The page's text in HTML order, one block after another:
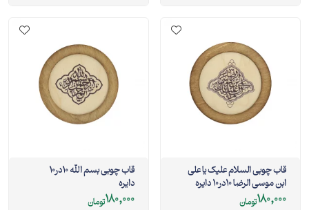
قاب چوبی السلام علیک یا علی
ابن موسی الرضا 10در10 دایره
180,000تومان
قاب چوبی بسم الله 10در10
دایره
180,000تومان